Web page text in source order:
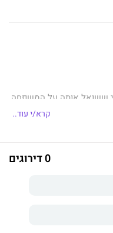
ששואל אותה על המשפחה
נטע יום אחד.
לך אבא?"
קרא/י עוד..
0 דירוגים